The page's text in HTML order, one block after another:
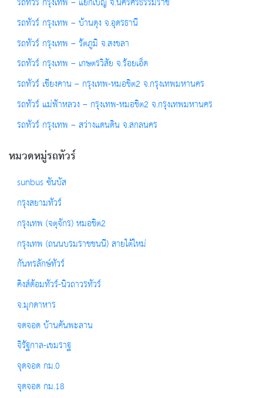
รถทัวร์ กรุงเทพ – บ้านดุง จ.อุดรธานี
รถทัวร์ กรุงเทพ – รัตภูมิ จ.สงขลา
รถทัวร์ กรุงเทพ – เกษตรวิสัย จ.ร้อยเอ็ด
รถทัวร์ เชียงคาน – กรุงเทพ-หมอชิต2 จ.กรุงเทพมหานคร
รถทัวร์ แม่ฟ้าหลวง – กรุงเทพ-หมอชิต2 จ.กรุงเทพมหานคร
รถทัวร์ กรุงเทพ – สว่างแดนดิน จ.สกลนคร
หมวดหมู่รถทัวร์
sunbus ซันบัส
กรุงสยามทัวร์
กรุงเทพ (จตุจักร) หมอชิต2
กรุงเทพ (ถนนบรมราชชนนี) สายใต้ใหม่
กันทรลักษ์ทัวร์
คิงส์ด้อมทัวร์-นิวถาวรทัวร์
จ.มุกดาหาร
จดจอด บ้านคันพะลาน
จิรัฐกาล-เขมราฐ
จุดจอด กม.0
จุดจอด กม.18